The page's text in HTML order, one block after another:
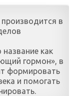
в
как
гормон», в
формировать
и помогать